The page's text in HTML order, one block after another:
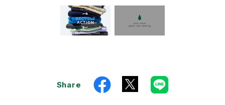
Share